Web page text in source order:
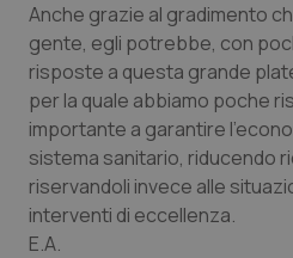
Valle D’Aosta
Veneto
Oncodermatologia
Oncoematologia
Oncologia &
Psoriasi & pelle
Anche grazie al gradimento
gente, egli potrebbe, con
risposte a questa grande
per la quale abbiamo poche
importante a garantire
sistema sanitario, riducendo
riservandoli invece alle
interventi di eccellenza.
E.A.